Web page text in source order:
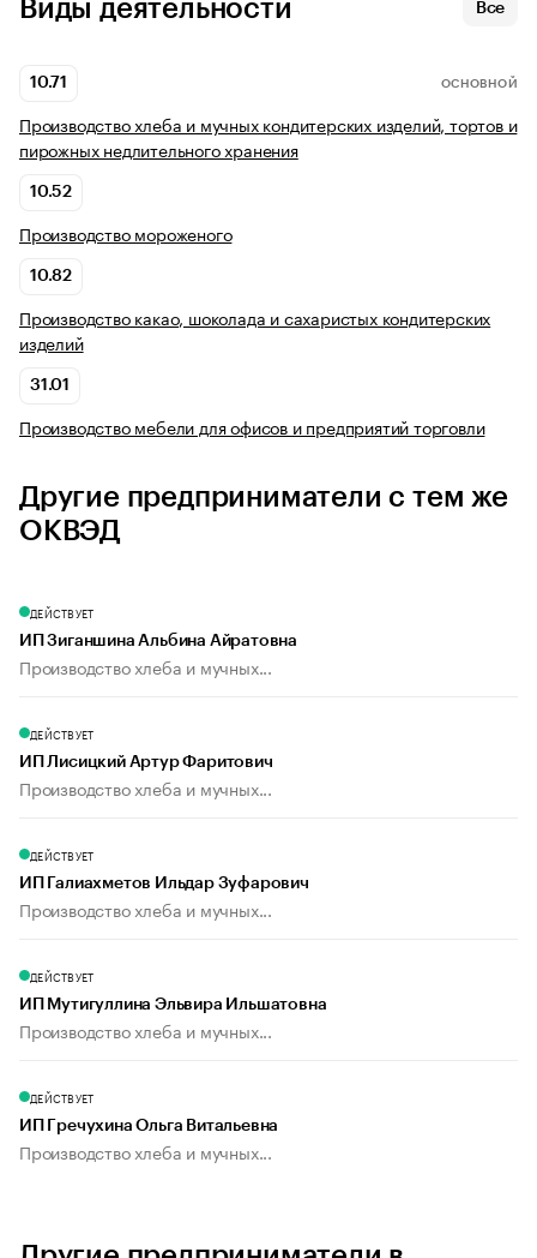
Виды деятельности Все
10.71 ОСНОВНОЙ
Производство хлеба и мучных кондитерских изделий, тортов и
пирожных недлительного хранения
10.52
Производство мороженого
10.82
Производство какао, шоколада и сахаристых кондитерских
изделий
31.01
Производство мебели для офисов и предприятий торговли
Другие предприниматели с тем же
ОКВЭД
ДЕЙСТВУЕТ
ИП Зиганшина Альбина Айратовна
Производство хлеба и мучных...
ДЕЙСТВУЕТ
ИП Лисицкий Артур Фаритович
Производство хлеба и мучных...
ДЕЙСТВУЕТ
ИП Галиахметов Ильдар Зуфарович
Производство хлеба и мучных...
ДЕЙСТВУЕТ
ИП Мутигуллина Эльвира Ильшатовна
Производство хлеба и мучных...
ДЕЙСТВУЕТ
ИП Гречухина Ольга Витальевна
Производство хлеба и мучных...